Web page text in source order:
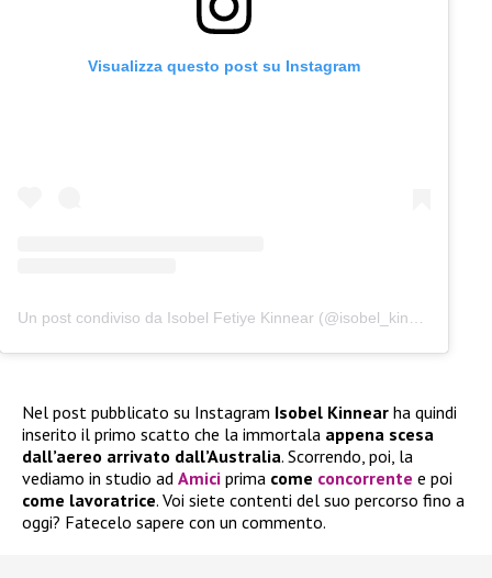
Visualizza questo post su Instagram
Nel post pubblicato su Instagram Isobel Kinnear ha quindi
inserito il primo scatto che la immortala appena scesa
dall’aereo arrivato dall’Australia. Scorrendo, poi, la
vediamo in studio ad Amici prima come concorrente e poi
come lavoratrice. Voi siete contenti del suo percorso fino a
oggi? Fatecelo sapere con un commento.